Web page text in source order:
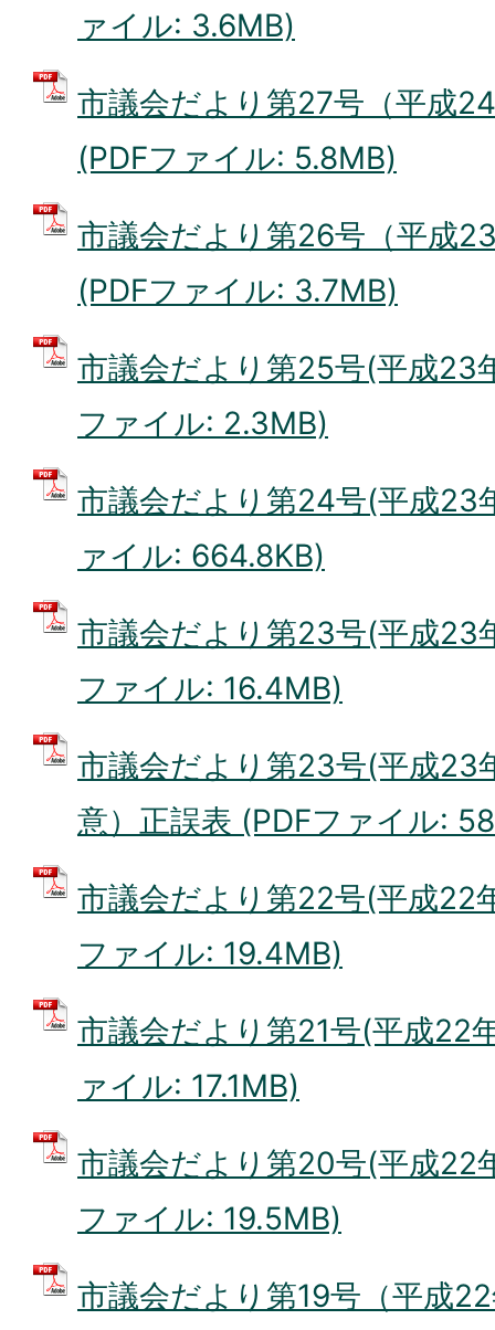
ァイル: 3.6MB)
市議会だより第27号（平成
(PDFファイル: 5.8MB)
市議会だより第26号（平成
(PDFファイル: 3.7MB)
市議会だより第25号(平成23
ファイル: 2.3MB)
市議会だより第24号(平成23
ァイル: 664.8KB)
市議会だより第23号(平成23
ファイル: 16.4MB)
市議会だより第23号(平成23
意）正誤表 (PDFファイル:
市議会だより第22号(平成22
ファイル: 19.4MB)
市議会だより第21号(平成22
ァイル: 17.1MB)
市議会だより第20号(平成22
ファイル: 19.5MB)
市議会だより第19号（平成